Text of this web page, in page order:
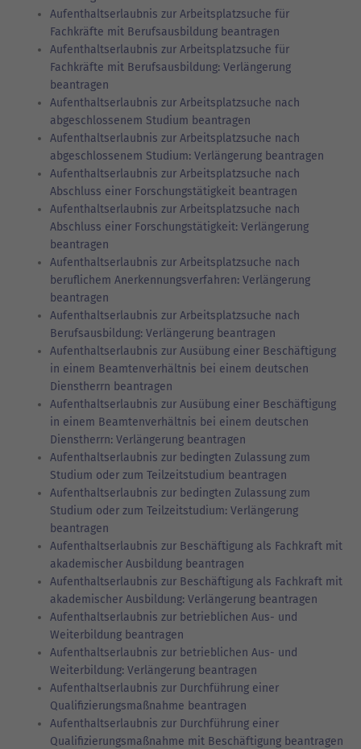
Aufenthaltserlaubnis zur Arbeitsplatzsuche für
Fachkräfte mit Berufsausbildung beantragen
Aufenthaltserlaubnis zur Arbeitsplatzsuche für
Fachkräfte mit Berufsausbildung: Verlängerung
beantragen
Aufenthaltserlaubnis zur Arbeitsplatzsuche nach
abgeschlossenem Studium beantragen
Aufenthaltserlaubnis zur Arbeitsplatzsuche nach
abgeschlossenem Studium: Verlängerung beantragen
Aufenthaltserlaubnis zur Arbeitsplatzsuche nach
Abschluss einer Forschungstätigkeit beantragen
Aufenthaltserlaubnis zur Arbeitsplatzsuche nach
Abschluss einer Forschungstätigkeit: Verlängerung
beantragen
Aufenthaltserlaubnis zur Arbeitsplatzsuche nach
beruflichem Anerkennungsverfahren: Verlängerung
beantragen
Aufenthaltserlaubnis zur Arbeitsplatzsuche nach
Berufsausbildung: Verlängerung beantragen
Aufenthaltserlaubnis zur Ausübung einer Beschäftigung
in einem Beamtenverhältnis bei einem deutschen
Dienstherrn beantragen
Aufenthaltserlaubnis zur Ausübung einer Beschäftigung
in einem Beamtenverhältnis bei einem deutschen
Dienstherrn: Verlängerung beantragen
Aufenthaltserlaubnis zur bedingten Zulassung zum
Studium oder zum Teilzeitstudium beantragen
Aufenthaltserlaubnis zur bedingten Zulassung zum
Studium oder zum Teilzeitstudium: Verlängerung
beantragen
Aufenthaltserlaubnis zur Beschäftigung als Fachkraft mit
akademischer Ausbildung beantragen
Aufenthaltserlaubnis zur Beschäftigung als Fachkraft mit
akademischer Ausbildung: Verlängerung beantragen
Aufenthaltserlaubnis zur betrieblichen Aus- und
Weiterbildung beantragen
Aufenthaltserlaubnis zur betrieblichen Aus- und
Weiterbildung: Verlängerung beantragen
Aufenthaltserlaubnis zur Durchführung einer
Qualifizierungsmaßnahme beantragen
Aufenthaltserlaubnis zur Durchführung einer
Qualifizierungsmaßnahme mit Beschäftigung beantragen